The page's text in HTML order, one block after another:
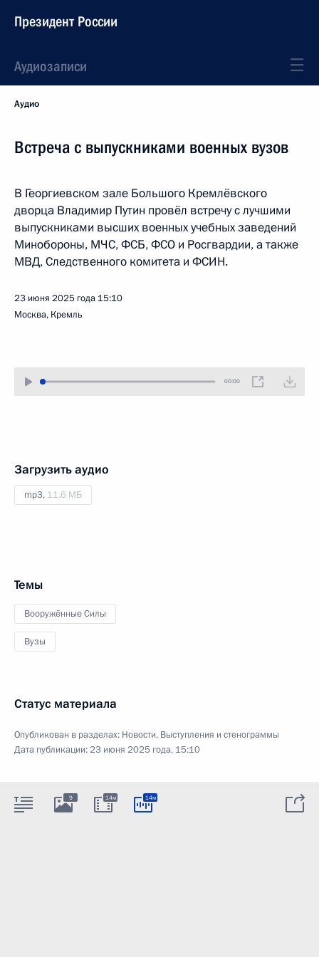
Президент России
Аудиозаписи
Аудио
Встреча с выпускниками военных вузов
В Георгиевском зале Большого Кремлёвского
дворца Владимир Путин провёл встречу с лучшими
выпускниками высших военных учебных заведений
Минобороны, МЧС, ФСБ, ФСО и Росгвардии, а также
МВД, Следственного комитета и ФСИН.
23 июня 2025 года 15:10
Москва, Кремль
00:00
Загрузить аудио
mp3, 11.6 МБ
Темы
Вооружённые Силы
Вузы
Статус материала
Опубликован в разделах: Новости, Выступления и стенограммы
Дата публикации:23 июня 2025 года, 15:10
9 14м 14м